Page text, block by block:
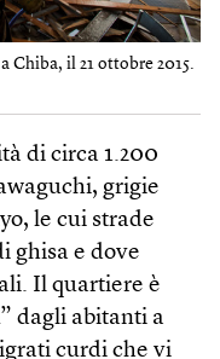
Chiba, il 21 ottobre 2015.
di circa 1.200
grigie
le cui strade
ghisa e dove
Il quartiere è
dagli abitanti a
curdi che vi